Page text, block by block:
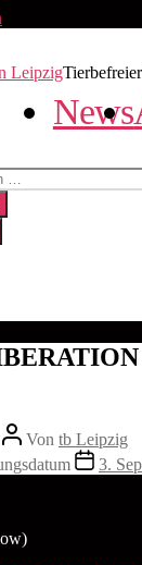
News
Von tb Leipzig
3.